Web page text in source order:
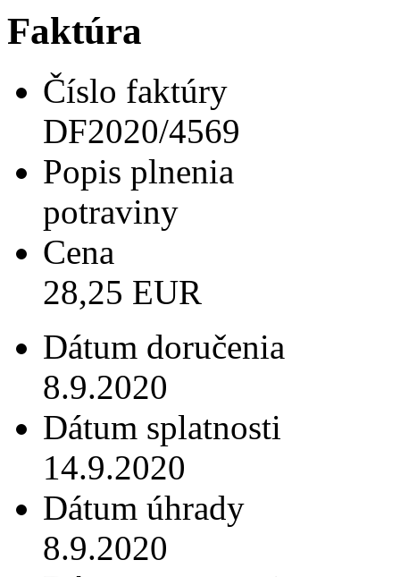
Faktúra
Číslo faktúry
DF2020/4569
Popis plnenia
potraviny
Cena
28,25 EUR
Dátum doručenia
8.9.2020
Dátum splatnosti
14.9.2020
Dátum úhrady
8.9.2020